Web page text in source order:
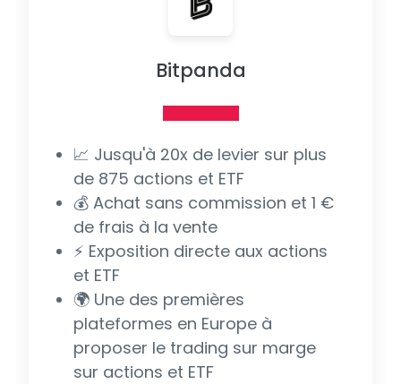
Bitpanda
📈 Jusqu'à 20x de levier sur plus
de 875 actions et ETF
💰 Achat sans commission et 1 €
de frais à la vente
⚡ Exposition directe aux actions
et ETF
🌍 Une des premières
plateformes en Europe à
proposer le trading sur marge
sur actions et ETF